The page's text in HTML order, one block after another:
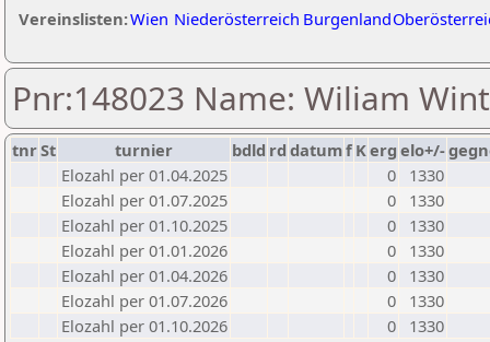
Vereinslisten:Wien Niederösterreich Burgenland
Pnr:148023 Name: Wiliam
tnrSt turnier bdld rd datumf Kerg elo+/-
Elozahl per 01.04.2025
0
1330
Elozahl per 01.07.2025
0
1330
Elozahl per 01.10.2025
0
1330
Elozahl per 01.01.2026
0
1330
Elozahl per 01.04.2026
0
1330
Elozahl per 01.07.2026
0
1330
Elozahl per 01.10.2026
0 1330